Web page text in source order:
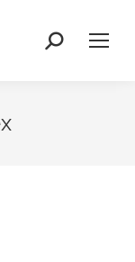
Recherche